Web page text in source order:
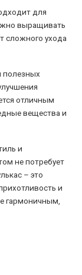
для
выращивать
сложного ухода
полезных
отличным
вещества и
и
не потребует
– это
и
гармоничным,